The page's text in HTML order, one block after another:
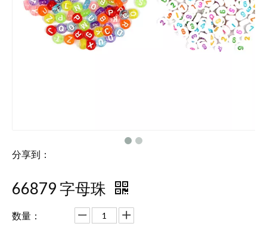
分享到：
66879 字母珠
数量：